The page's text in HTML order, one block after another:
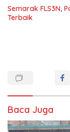
Semarak FLS3N,
Terbaik
Baca Juga